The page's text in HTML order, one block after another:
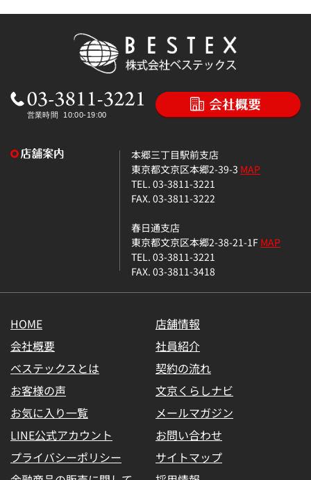
本郷三丁目駅前支店
東京都文京区本郷2-39-3 MAP
TEL. 03-3811-3221
FAX. 03-3811-3222
春日通支店
東京都文京区本郷2-38-21-1FMAP
TEL. 03-3811-3221
FAX. 03-3811-3418
HOME
店舗情報
会社概要
社員紹介
ベステックスとは
契約の流れ
お客様の声
文京くらしナビ
お気に入り一覧
メールマガジン
LINE公式アカウント
お問い合わせ
プライバシーポリシー
サイトマップ